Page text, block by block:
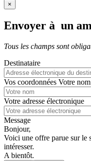
×
Envoyer à un
Tous les champs sont
Destinataire
Vos coordonnées Votre nom
Votre adresse électronique
Message
Bonjour,
Voici une offre parue sur le
intéresser.
A bientôt.